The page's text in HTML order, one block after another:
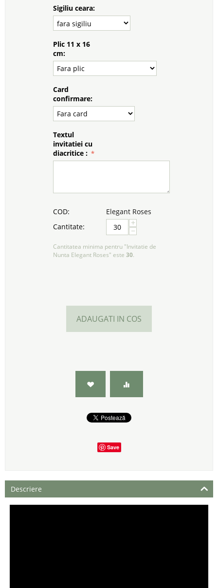
Sigiliu ceara:
Plic 11 x 16
cm:
Card
confirmare:
Textul
invitatiei cu
diacritice :
COD:
Elegant Roses
Cantitate:
+
−
Cantitatea minima pentru "Invitatie de
Nunta Elegant Roses" este 30.
ADAUGATI IN COS
Save
Descriere